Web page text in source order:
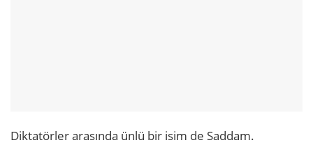
Diktatörler arasında ünlü bir isim de Saddam.